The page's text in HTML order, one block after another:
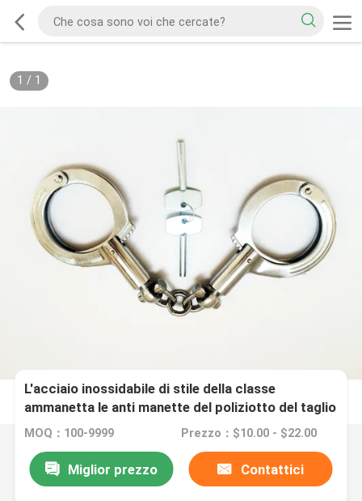
1 / 1
L'acciaio inossidabile di stile della classe
ammanetta le anti manette del poliziotto del taglio
MOQ：100-9999 Prezzo：$10.00 - $22.00
Miglior prezzo Contattici